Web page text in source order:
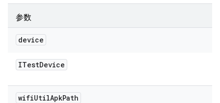
参数
device
ITestDevice
wifiUtilApkPath